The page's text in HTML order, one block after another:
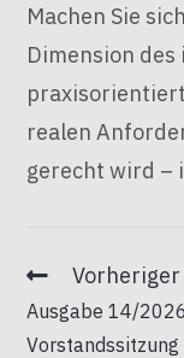
Machen Sie
Dimension
realen
gerecht wird –
Ausgabe 14/